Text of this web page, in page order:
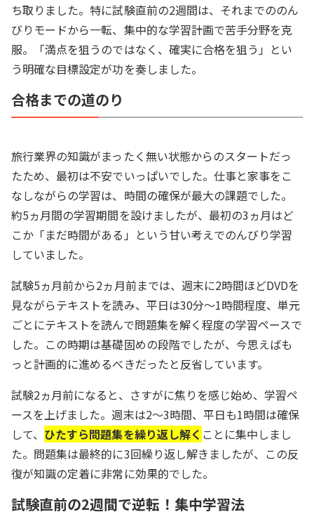
ち取りました。特に試験直前の2週間は、それまでののん
びりモードから一転、集中的な学習計画で苦手分野を克
服。「満点を狙うのではなく、確実に合格を狙う」とい
う明確な目標設定が功を奏しました。
合格までの道のり
旅行業界の知識がまったく無い状態からのスタートだっ
たため、最初は不安でいっぱいでした。仕事と家事をこ
なしながらの学習は、時間の確保が最大の課題でした。
約5ヵ月間の学習期間を設けましたが、最初の3ヵ月はど
こか「まだ時間がある」という甘い考えでのんびり学習
していました。
試験5ヵ月前から2ヵ月前までは、週末に2時間ほどDVDを
見ながらテキストを読み、平日は30分～1時間程度、単元
ごとにテキストを読んで問題集を解く程度の学習ペースで
した。この時期は基礎固めの段階でしたが、今思えばも
っと計画的に進めるべきだったと反省しています。
試験2ヵ月前になると、さすがに焦りを感じ始め、学習ペ
ースを上げました。週末は2～3時間、平日も1時間は確保
して、 ひたすら問題集を繰り返し解く ことに集中しまし
た。問題集は最終的に3回繰り返し解きましたが、この反
復が知識の定着に非常に効果的でした。
試験直前の2週間で逆転！集中学習法